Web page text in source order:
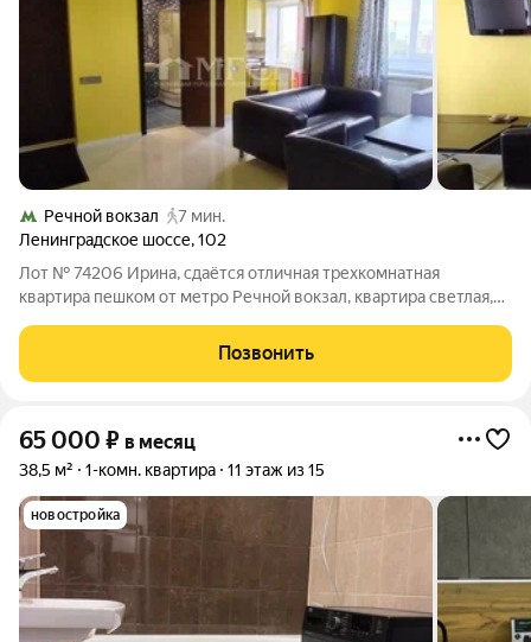
Речной вокзал
7 мин.
Ленинградское шоссе,102
Лот № 74206 Ирина, сдаётся отличная трехкомнатная
квартира пешком от метро Речной вокзал, квартира светлая,
просторная гостиная в жизнерадостном жёлтом цвете и две
изолированные спальни, мебель и
Позвонить
65 000 ₽ в месяц
38,5 м² 1-комн. квартира 11 этаж из 15
новостройка